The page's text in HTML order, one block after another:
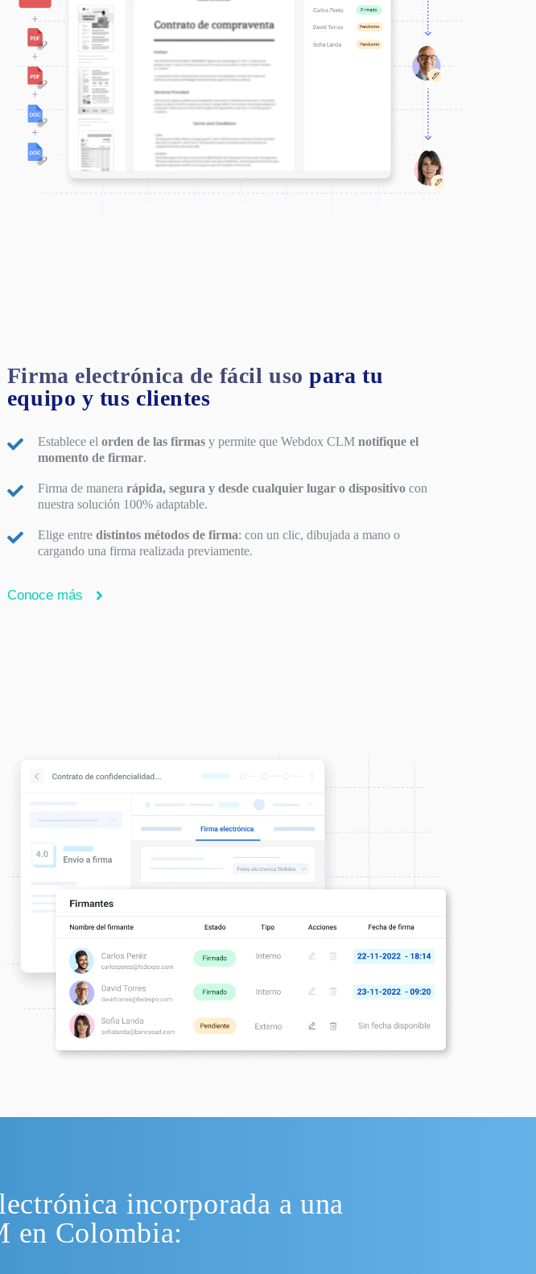
Firma electrónica de fácil uso para tu
equipo y tus clientes
Establece el orden de las firmasy permite que Webdox CLM notifique el
momento de firmar.
Firma de manera rápida, segura y desde cualquier lugar o dispositivocon
nuestra solución 100% adaptable.
Elige entre distintos métodos de firma: con un clic, dibujada a mano o
cargando una firma realizada previamente.
Conoce más
incorporada a una
en Colombia: